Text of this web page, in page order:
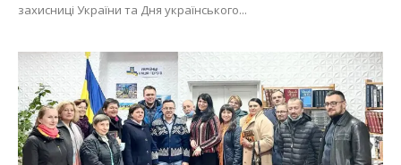
захисниці України та Дня українського...